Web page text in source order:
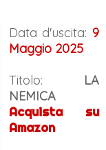
Data d'uscita: 9
Maggio 2025
Titolo:
LA
NEMICA
Acquista su
Amazon